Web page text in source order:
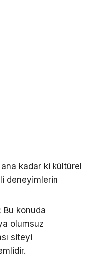
ana kadar ki kültürel
deneyimlerin
Bu konuda
olumsuz
siteyi